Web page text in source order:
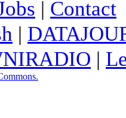
| Contact
|
|